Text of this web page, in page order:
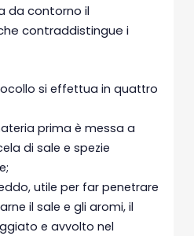
da contorno il
contraddistingue i
si effettua in quattro
prima è messa a
di sale e spezie
utile per far penetrare
il sale e gli aromi, il
e avvolto nel